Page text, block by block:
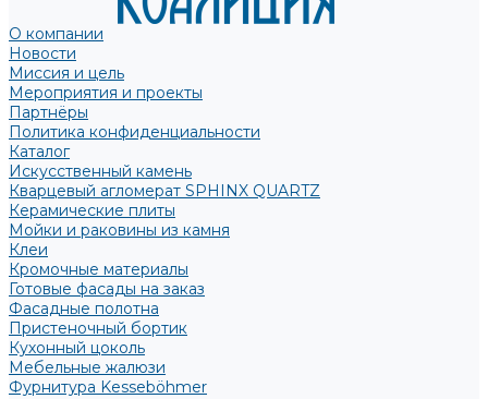
О компании
Новости
Миссия и цель
Мероприятия и проекты
Партнёры
Политика конфиденциальности
Каталог
Искусственный камень
Кварцевый агломерат SPHINX QUARTZ
Керамические плиты
Мойки и раковины из камня
Клеи
Кромочные материалы
Готовые фасады на заказ
Фасадные полотна
Пристеночный бортик
Кухонный цоколь
Мебельные жалюзи
Фурнитура Kesseböhmer